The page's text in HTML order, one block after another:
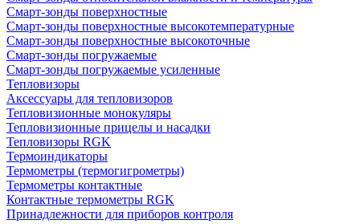
Смарт-зонды поверхностные
Смарт-зонды поверхностные высокотемпературные
Смарт-зонды поверхностные высокоточные
Смарт-зонды погружаемые
Смарт-зонды погружаемые усиленные
Тепловизоры
Аксессуары для тепловизоров
Тепловизионные монокуляры
Тепловизионные прицелы и насадки
Тепловизоры RGK
Термоиндикаторы
Термометры (термогигрометры)
Термометры контактные
Контактные термометры RGK
Принадлежности для приборов контроля